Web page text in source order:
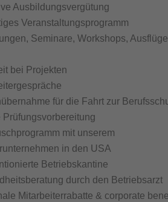
Ausbildungsvergütung
Veranstaltungsprogramm
Seminare, Workshops, Ausflüge
bei Projekten
für die Fahrt zur
Prüfungsvorbereitung
mit unserem
in den USA
Betriebskantine
durch den Betriebsarzt
Mitarbeiterrabatte & corporate